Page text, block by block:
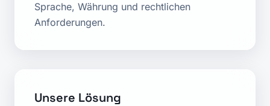
Sprache, Währung und rechtlichen
Anforderungen.
Unsere Lösung